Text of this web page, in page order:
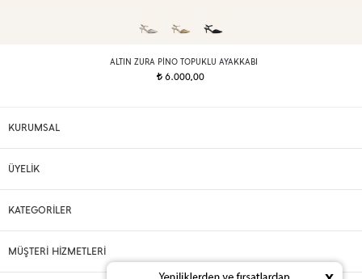
ALTIN ZURA PINO TOPUKLU AYAKKABI
t6.000,00
KURUMSAL
ÜYELİK
KATEGORİLER
MÜŞTERİ HİZMETLERİ